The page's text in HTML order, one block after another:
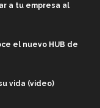
a tu empresa al
el nuevo HUB de
vida (video)